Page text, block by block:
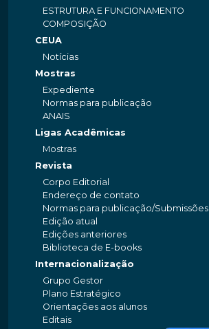
ESTRUTURA E FUNCIONAMENTO
COMPOSIÇÃO
CEUA
Notícias
Mostras
Expediente
Normas para publicação
ANAIS
Ligas Acadêmicas
Mostras
Revista
Corpo Editorial
Endereço de contato
Normas para publicação/Submissões
Edição atual
Edições anteriores
Biblioteca de E-books
Internacionalização
Grupo Gestor
Plano Estratégico
Orientações aos alunos
Editais